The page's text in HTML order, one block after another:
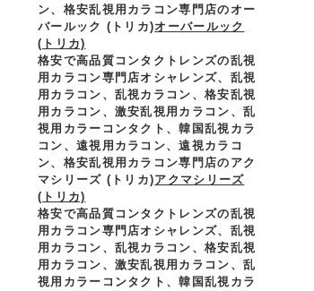
ン、格安乱視用カラコン専門店のオー
バールック (トリカ)オーバールック
(トリカ)
格安で高品質コンタクトレンズの乱視
用カラコン専門店オシャレンズ、乱視
用カラコン、乱視カラコン、格安乱視
用カラコン、激安乱視用カラコン、乱
視用カラーコンタクト、韓国乱視カラ
コン、遠視用カラコン、遠視カラコ
ン、格安乱視用カラコン専門店のアク
マシリーズ (トリカ)アクマシリーズ
(トリカ)
格安で高品質コンタクトレンズの乱視
用カラコン専門店オシャレンズ、乱視
用カラコン、乱視カラコン、格安乱視
用カラコン、激安乱視用カラコン、乱
視用カラーコンタクト、韓国乱視カラ